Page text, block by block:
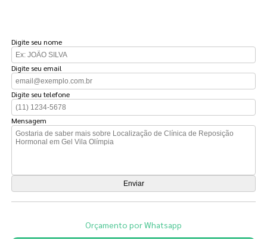
Digite seu nome
Digite seu email
Digite seu telefone
Mensagem
Orçamento por Whatsapp